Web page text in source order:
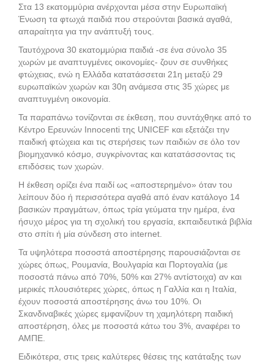
Στα 13 εκατομμύρια ανέρχονται μέσα στην Ευρωπαϊκή
Ένωση τα φτωχά παιδιά που στερούνται βασικά αγαθά,
απαραίτητα για την ανάπτυξή τους.
Ταυτόχρονα 30 εκατομμύρια παιδιά -σε ένα σύνολο 35
χωρών με αναπτυγμένες οικονομίες- ζουν σε συνθήκες
φτώχειας, ενώ η Ελλάδα κατατάσσεται 21η μεταξύ 29
ευρωπαϊκών χωρών και 30η ανάμεσα στις 35 χώρες με
αναπτυγμένη οικονομία.
Τα παραπάνω τονίζονται σε έκθεση, που συντάχθηκε από το
Κέντρο Ερευνών Innocenti της UNICEF και εξετάζει την
παιδική φτώχεια και τις στερήσεις των παιδιών σε όλο τον
βιομηχανικό κόσμο, συγκρίνοντας και κατατάσσοντας τις
επιδόσεις των χωρών.
Η έκθεση ορίζει ένα παιδί ως «αποστερημένο» όταν του
λείπουν δύο ή περισσότερα αγαθά από έναν κατάλογο 14
βασικών πραγμάτων, όπως τρία γεύματα την ημέρα, ένα
ήσυχο μέρος για τη σχολική του εργασία, εκπαιδευτικά βιβλία
στο σπίτι ή μία σύνδεση στο internet.
Τα υψηλότερα ποσοστά αποστέρησης παρουσιάζονται σε
χώρες όπως, Ρουμανία, Βουλγαρία και Πορτογαλία (με
ποσοστά πάνω από 70%, 50% και 27% αντίστοιχα) αν και
μερικές πλουσιότερες χώρες, όπως η Γαλλία και η Ιταλία,
έχουν ποσοστά αποστέρησης άνω του 10%. Οι
Σκανδιναβικές χώρες εμφανίζουν τη χαμηλότερη παιδική
αποστέρηση, όλες με ποσοστά κάτω του 3%, αναφέρει το
ΑΜΠΕ.
Ειδικότερα, στις τρεις καλύτερες θέσεις της κατάταξης των